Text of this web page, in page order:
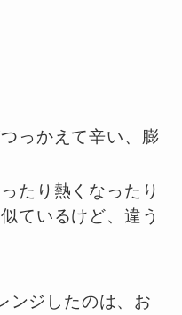
っかえて辛い、膨
たり熱くなったり
ているけど、違う
ンジしたのは、お